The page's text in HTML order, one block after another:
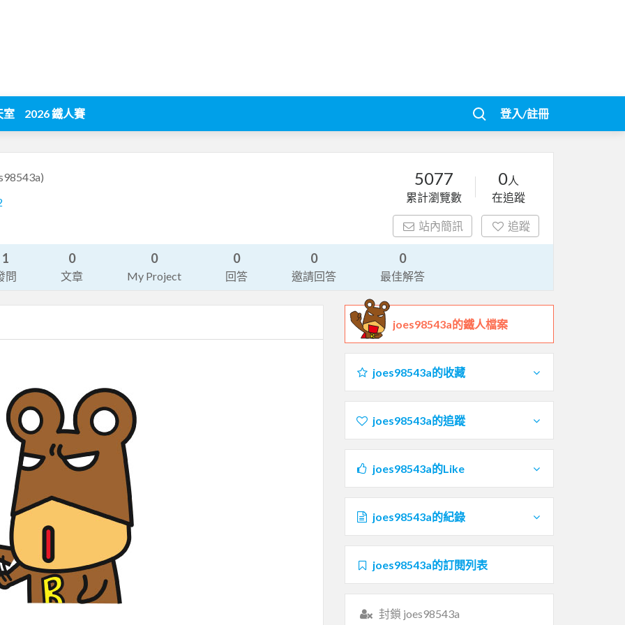
室 2026 鐵人賽 登入/註冊
5077
累計瀏覽數
0人
在追蹤
站內簡訊 追蹤
1
問
0
文章
0
My Project
0
回答
0
邀請回答
0
最佳解答
joes98543a的鐵人檔案
joes98543a的收藏
joes98543a的追蹤
joes98543a的Like
joes98543a的紀錄
joes98543a的訂閱列表
封鎖 joes98543a